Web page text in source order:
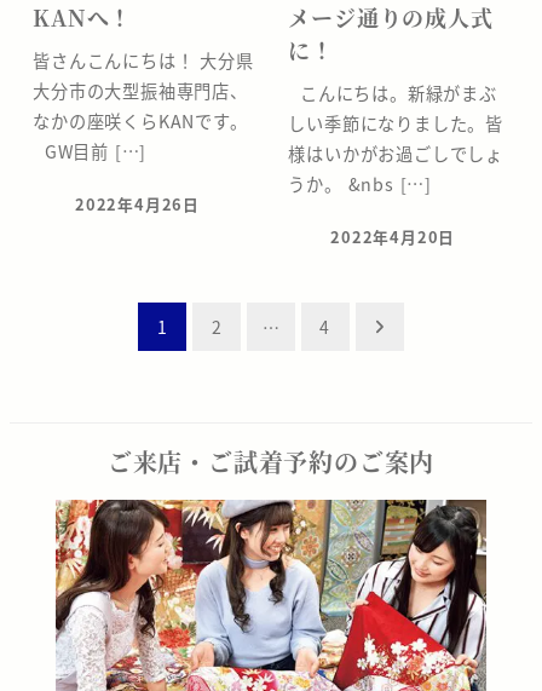
KANへ！
皆さんこんにちは！ 大分県
大分市の大型振袖専門店、
なかの座咲くらKANです。
GW目前 […]
投稿日
2022年4月26日
メージ通りの成人式
に！
こんにちは。新緑がまぶ
しい季節になりました。皆
様はいかがお過ごしでしょ
うか。 &nbs […]
投稿日
2022年4月20日
ジ
送
り
1 2 … 4
ご来店・ご試着予約のご案内